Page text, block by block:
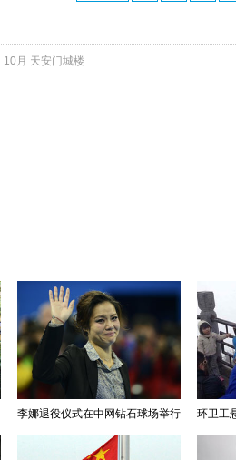
10月 天安门城楼
李娜退役仪式在中网钻石球场举行 环卫工